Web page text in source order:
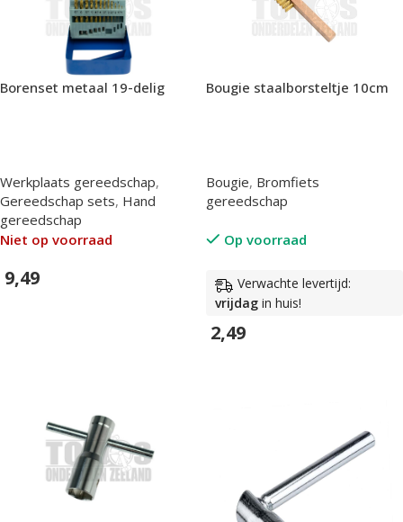
Borenset metaal 19-delig
Werkplaats gereedschap,
Gereedschap sets, Hand
gereedschap
Niet op voorraad
9,49
Bougie staalborsteltje 10cm
Bougie, Bromfiets
gereedschap
Op voorraad
Verwachte levertijd:
vrijdag in huis!
2,49